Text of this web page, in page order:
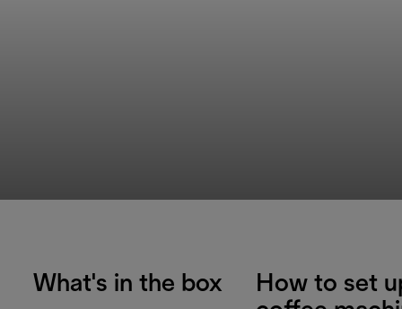
What's in the box
How to set